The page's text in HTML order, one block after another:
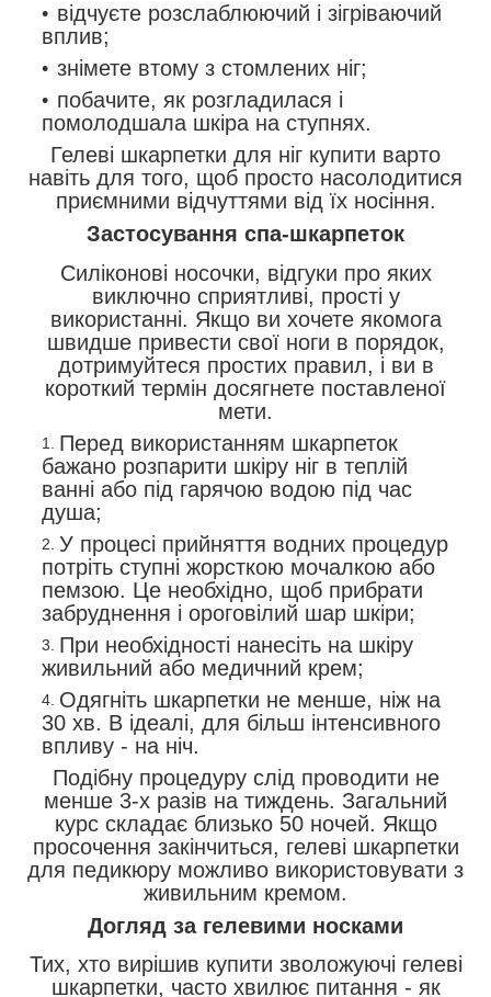
відчуєте розслаблюючий і зігріваючий
вплив;
знімете втому з стомлених ніг;
побачите, як розгладилася і
помолодшала шкіра на ступнях.
Гелеві шкарпетки для ніг купити варто
навіть для того, щоб просто насолодитися
приємними відчуттями від їх носіння.
Застосування спа-шкарпеток
Силіконові носочки, відгуки про яких
виключно сприятливі, прості у
використанні. Якщо ви хочете якомога
швидше привести свої ноги в порядок,
дотримуйтеся простих правил, і ви в
короткий термін досягнете поставленої
мети.
Перед використанням шкарпеток
бажано розпарити шкіру ніг в теплій
ванні або під гарячою водою під час
душа;
У процесі прийняття водних процедур
потріть ступні жорсткою мочалкою або
пемзою. Це необхідно, щоб прибрати
забруднення і ороговілий шар шкіри;
При необхідності нанесіть на шкіру
живильний або медичний крем;
Одягніть шкарпетки не менше, ніж на
30 хв. В ідеалі, для більш інтенсивного
впливу - на ніч.
Подібну процедуру слід проводити не
менше 3-х разів на тиждень. Загальний
курс складає близько 50 ночей. Якщо
просочення закінчиться, гелеві шкарпетки
для педикюру можливо використовувати з
живильним кремом.
Догляд за гелевими носками
Тих, хто вирішив купити зволожуючі гелеві
шкарпетки, часто хвилює питання - як